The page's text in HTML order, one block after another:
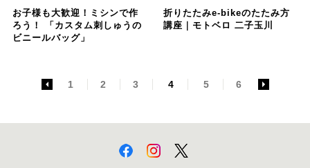
お子様も大歓迎！ミシンで作
ろう！ 「カスタム刺しゅうの
ビニールバッグ」
折りたたみe-bikeのたたみ方
講座｜モトベロ 二子玉川
1 2 3 4 5 6